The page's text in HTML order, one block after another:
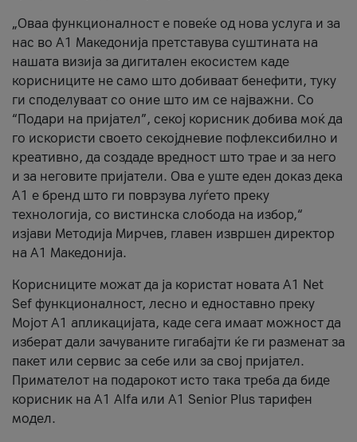
„Оваа функционалност е повеќе од нова услуга и за
нас во А1 Македонија претставува суштината на
нашата визија за дигитален екосистем каде
корисниците не само што добиваат бенефити, туку
ги споделуваат со оние што им се најважни. Со
“Подари на пријател”, секој корисник добива моќ да
го искористи своето секојдневие пофлексибилно и
креативно, да создаде вредност што трае и за него
и за неговите пријатели. Ова е уште еден доказ дека
А1 е бренд што ги поврзува луѓето преку
технологија, со вистинска слобода на избор,“
изјави Методија Мирчев, главен извршен директор
на А1 Македонија.
Корисниците можат да ја користат новата А1 Net
Sef функционалност, лесно и едноставно преку
Мојот А1 апликацијата, каде сега имаат можност да
изберат дали зачуваните гигабајти ќе ги разменат за
пакет или сервис за себе или за свој пријател.
Примателот на подарокот исто така треба да биде
корисник на А1 Alfa или A1 Senior Plus тарифен
модел.